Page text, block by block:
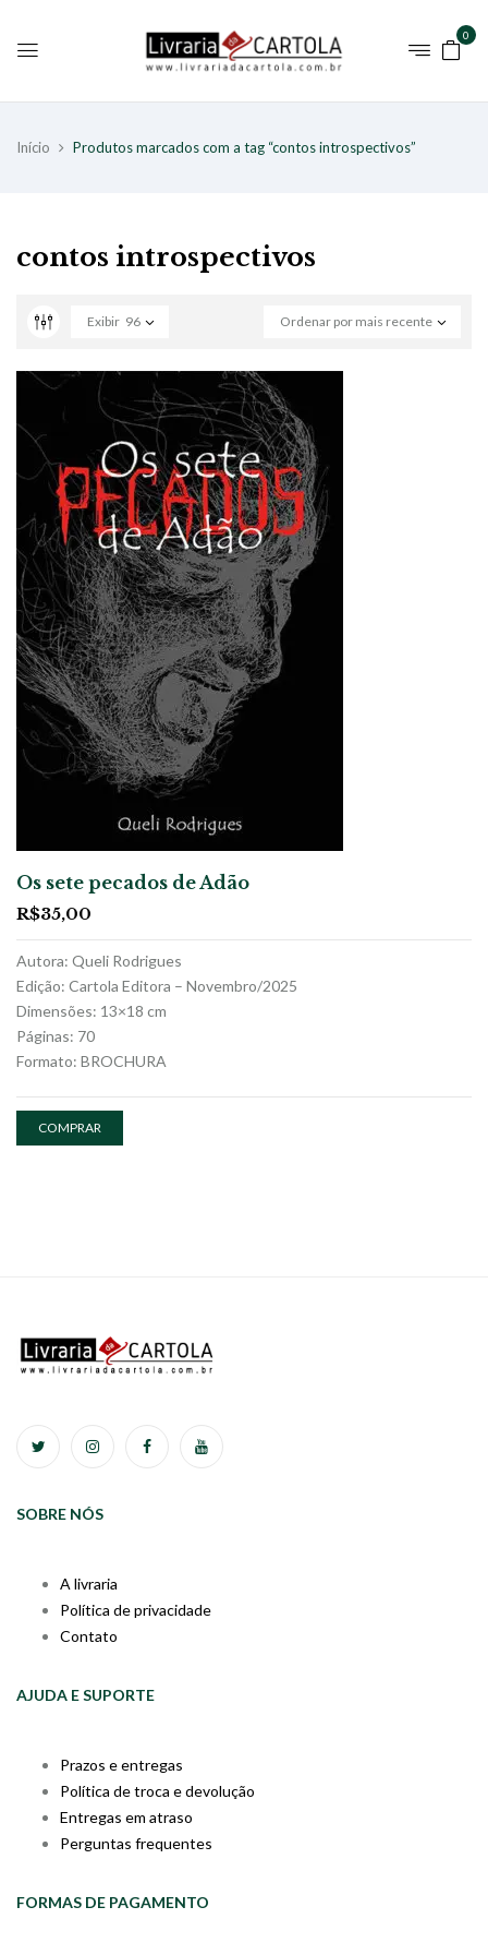
0
Início Produtos marcados com a tag “contos introspectivos”
contos introspectivos
Ordenar por mais recente
Exibir 96
Os sete pecados de Adão
R$35,00
Autora: Queli Rodrigues
Edição: Cartola Editora – Novembro/2025
Dimensões: 13×18 cm
Páginas: 70
Formato: BROCHURA
COMPRAR
SOBRE NÓS
A livraria
Política de privacidade
Contato
AJUDA E SUPORTE
Prazos e entregas
Política de troca e devolução
Entregas em atraso
Perguntas frequentes
FORMAS DE PAGAMENTO